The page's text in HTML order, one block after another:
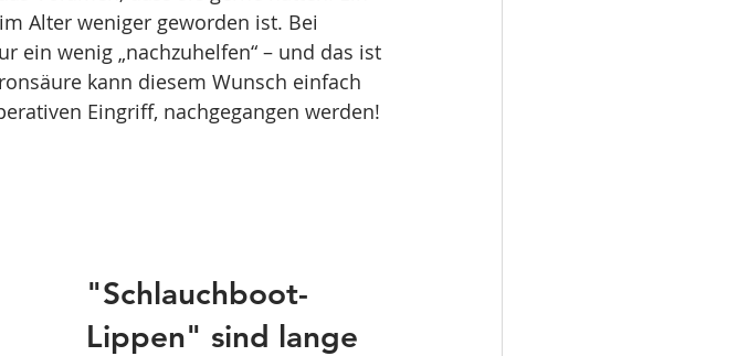
Alter weniger geworden ist. Bei
ein wenig „nachzuhelfen“ – und das ist
kann diesem Wunsch einfach
Eingriff, nachgegangen werden!
"Schlauchboot-
Lippen" sind lange